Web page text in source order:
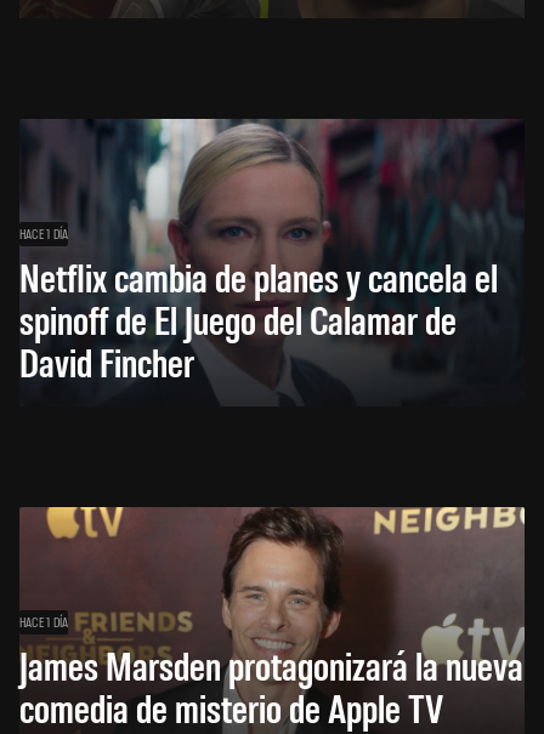
HACE 1 DÍA
Netflix cambia de planes y cancela el
spinoff de El Juego del Calamar de
David Fincher
HACE 1 DÍA
James Marsden protagonizará la nueva
comedia de misterio de Apple TV